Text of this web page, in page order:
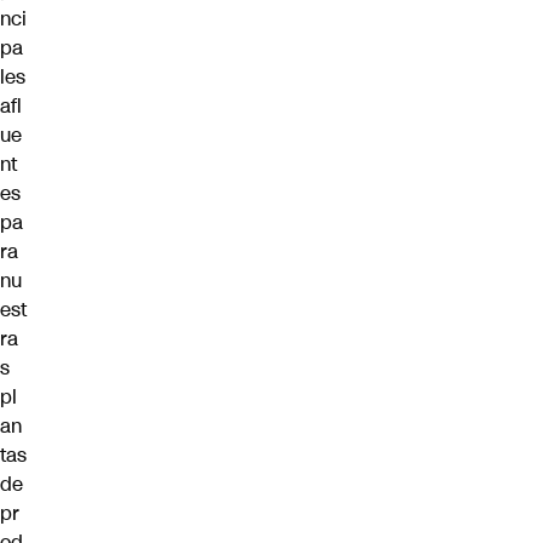
nci
pa
les
afl
ue
nt
es
pa
ra
nu
est
ra
s
pl
an
tas
de
pr